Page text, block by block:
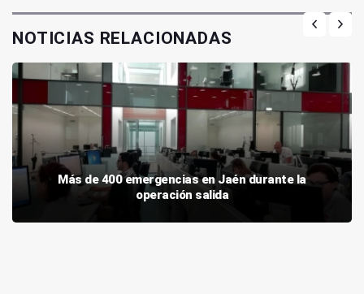
NOTICIAS RELACIONADAS
Más de 400 emergencias en Jaén durante la
operación salida